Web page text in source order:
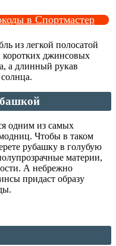
в Спортмастер
из легкой полосатой
коротких джинсовых
а длинный рукав
одним из самых
Чтобы в таком
рубашку в голубую
материи,
А небрежно
придаст образу